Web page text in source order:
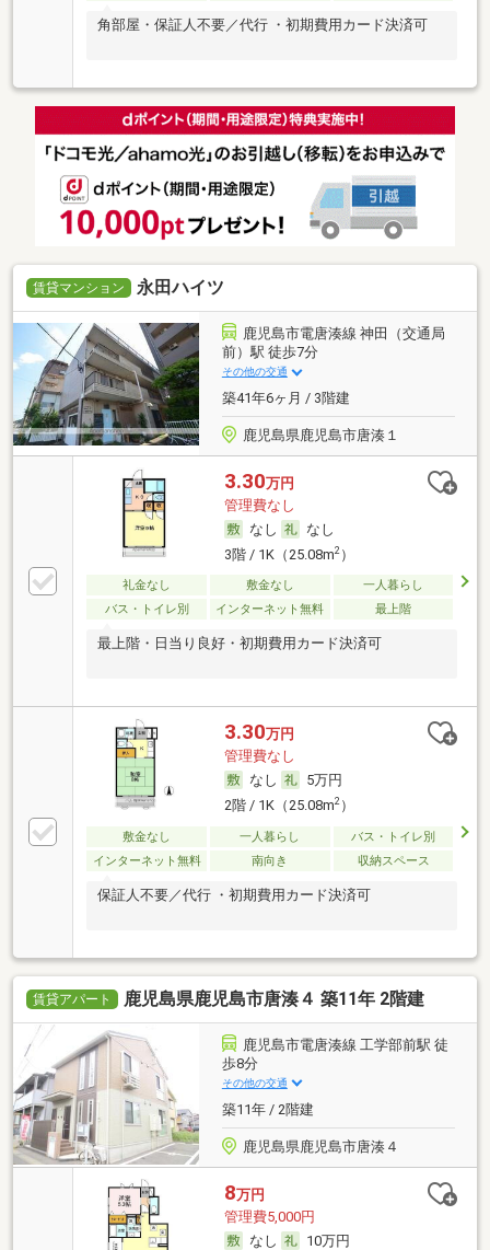
角部屋・保証人不要／代行 ・初期費用カード決済可
賃貸マンション 永田ハイツ
鹿児島市電唐湊線 神田（交通局
前）駅 徒歩7分
その他の交通
築41年6ヶ月 / 3階建
鹿児島県鹿児島市唐湊１
3.30万円
管理費なし
なし
なし
3階 / 1K（25.08m2）
礼金なし 敷金なし
一人暮らし
バス・トイレ別
インターネット無料 最上階
最上階・日当り良好・初期費用カード決済可
3.30万円
管理費なし
なし
5万円
2階 / 1K（25.08m2）
敷金なし 一人暮らし
バス・トイレ別
インターネット無料
南向き 収納スペース
保証人不要／代行 ・初期費用カード決済可
賃貸アパート 鹿児島県鹿児島市唐湊４ 築11年 2階建
鹿児島市電唐湊線 工学部前駅 徒
歩8分
その他の交通
築11年 / 2階建
鹿児島県鹿児島市唐湊４
8万円
管理費5,000円
なし
10万円